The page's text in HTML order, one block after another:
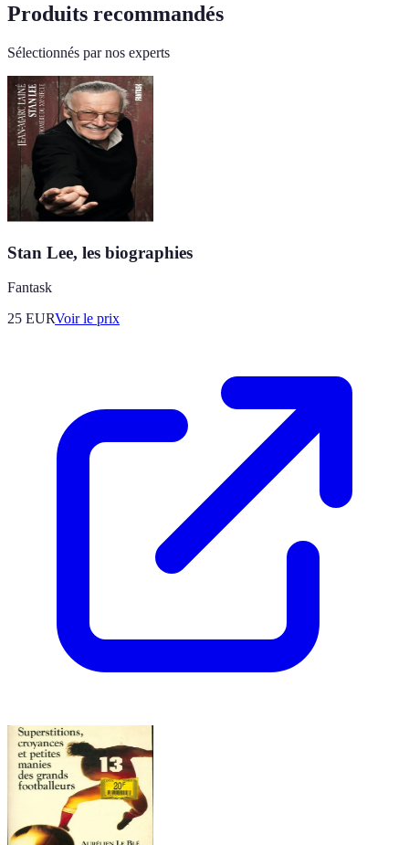
Produits recommandés
Sélectionnés par nos experts
Stan Lee, les biographies
Fantask
25 EURVoir le prix